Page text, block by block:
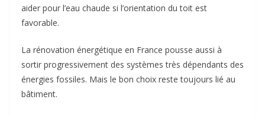
aider pour l’eau chaude si l’orientation du toit est
favorable.
La rénovation énergétique en France pousse aussi à
sortir progressivement des systèmes très dépendants des
énergies fossiles. Mais le bon choix reste toujours lié au
bâtiment.